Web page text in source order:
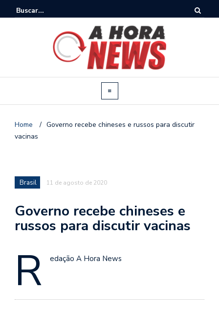
Home / Governo recebe chineses e russos para discutir
vacinas
Brasil 11 de agosto de 2020
Governo recebe chineses e
russos para discutir vacinas
R edação A Hora News